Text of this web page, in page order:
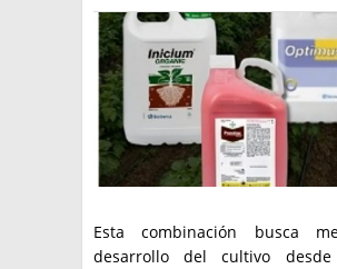
CONTACTO
Esta combinación busca
desarrollo del cultivo